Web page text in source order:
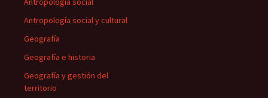
Antropología social y cultural
Geografía
Geografía e historia
Geografía y gestión del
territorio